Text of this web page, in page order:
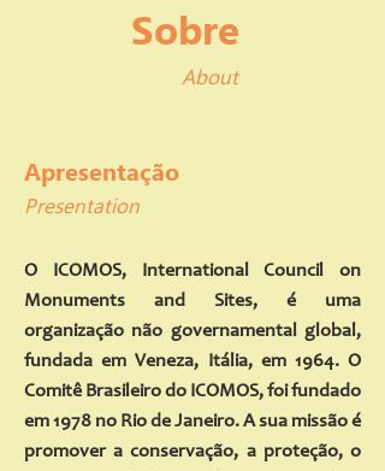
Sobre
About
Apresentação
Presentation
O ICOMOS, International Council on
Monuments and Sites, é uma
organização não governamental global,
fundada em Veneza, Itália, em 1964. O
Comitê Brasileiro do ICOMOS, foi fundado
em 1978 no Rio de Janeiro. A sua missão é
promover a conservação, a proteção, o